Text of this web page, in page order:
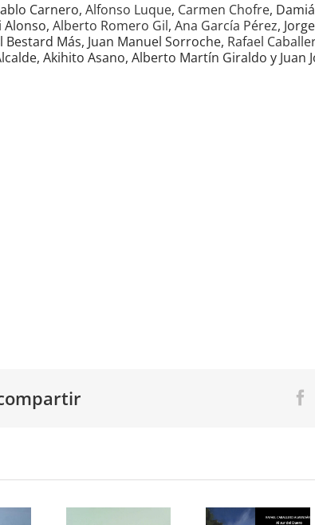
Carnero, Alfonso Luque, Carmen Chofre,
Alonso, Alberto Romero Gil, Ana García Pérez,
Más, Juan Manuel Sorroche, Rafael
Akihito Asano, Alberto Martín Giraldo y Juan
«Al sur